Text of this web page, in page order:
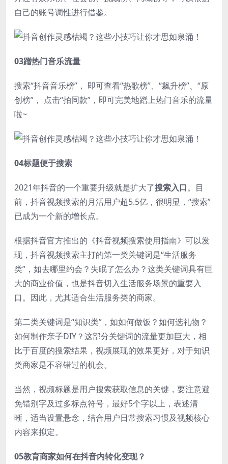
自己的账号调性进行借鉴。
03蹭热门音乐流量
搜索“抖音音乐榜”， 即可查看“热歌榜”、“飙升榜”、“原
创榜”， 点击“拍同款”，即可完美地蹭上热门音乐的流量
啦~
04标题便于搜索
2021年抖音的一个重要升级就是扩大了搜索入口。目
前，抖音视频搜索的月活用户超5.5亿，很明显，“搜索”
已成为一个新的增长点。
根据抖音官方推出的《抖音视频搜索使用指南》可以发
现，抖音视频搜索主打的第一类关键词是“生活服务
类”，如去哪里约会？失眠了怎么办？这类关键词具有巨
大的商业价值，也是抖音切入生活服务场景的重要入
口。因此，尤其适合生活服务类的商家。
第二类关键词是“知识类”，如如何做饭？如何选礼物？
如何制作亲子DIY？这部分关键词的流量更加巨大，相
比于百度的搜索结果，视频展现的效果更好，对于知识
类商家是不容错过的机会。
当然，视频标题是用户搜索获取信息的关键，要注意避
免错别字及过多标点符号，最好5个字以上，表述清
晰，适当设置悬念，结合用户日常搜索习惯及视频核心
内容来拟定。
05教育商家如何在抖音内转化变现？